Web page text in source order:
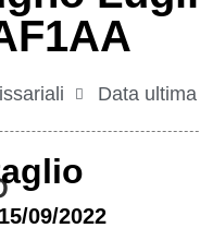
Data
09/2022